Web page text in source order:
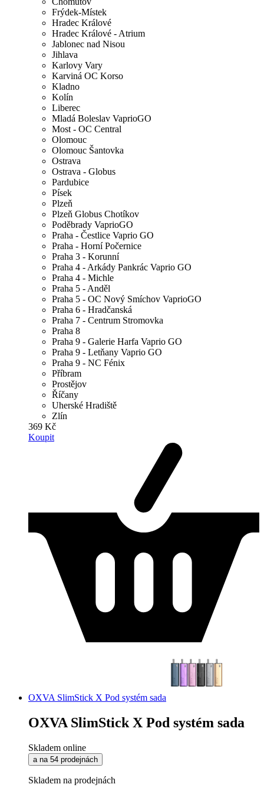
Frýdek-Místek
Hradec Králové
Hradec Králové - Atrium
Jablonec nad Nisou
Jihlava
Karlovy Vary
Karviná OC Korso
Kladno
Kolín
Liberec
Mladá Boleslav VaprioGO
Most - OC Central
Olomouc
Olomouc Šantovka
Ostrava
Ostrava - Globus
Pardubice
Písek
Plzeň
Plzeň Globus Chotíkov
Poděbrady VaprioGO
Praha - Čestlice Vaprio GO
Praha - Horní Počernice
Praha 3 - Korunní
Praha 4 - Arkády Pankrác Vaprio GO
Praha 4 - Michle
Praha 5 - Anděl
Praha 5 - OC Nový Smíchov VaprioGO
Praha 6 - Hradčanská
Praha 7 - Centrum Stromovka
Praha 8
Praha 9 - Galerie Harfa Vaprio GO
Praha 9 - Letňany Vaprio GO
Praha 9 - NC Fénix
Příbram
Prostějov
Říčany
Uherské Hradiště
Zlín
369 Kč
Koupit
OXVA SlimStick X Pod systém sada
OXVA SlimStick X Pod systém sada
Skladem online
a na 54 prodejnách
Skladem na prodejnách